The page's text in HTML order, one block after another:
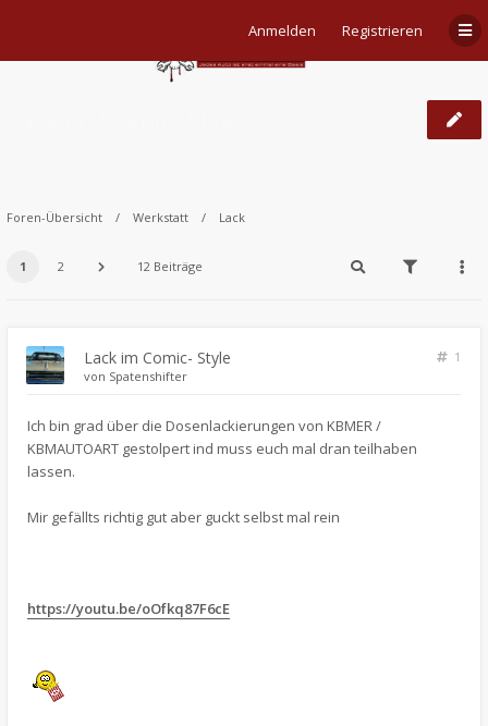
Anmelden Registrieren
Foren-Übersicht Werkstatt Lack
1 2 12 Beiträge
Lack im Comic- Style
1
von Spatenshifter
Ich bin grad über die Dosenlackierungen von KBMER /
KBMAUTOART gestolpert ind muss euch mal dran teilhaben
lassen.
Mir gefällts richtig gut aber guckt selbst mal rein
https://youtu.be/oOfkq87F6cE